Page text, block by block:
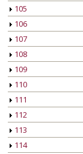
105
106
107
108
109
110
111
112
113
114